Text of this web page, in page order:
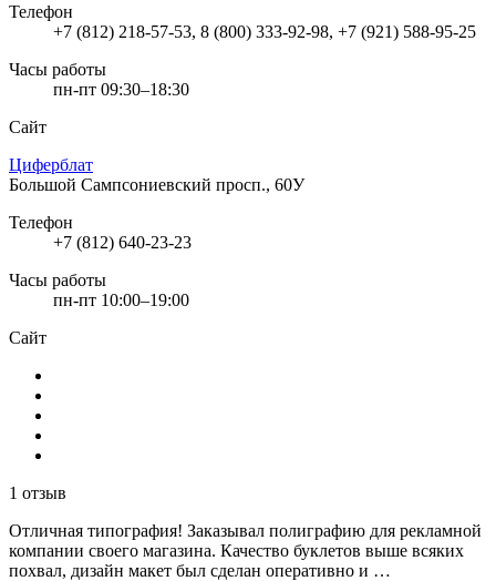
Телефон
+7 (812) 218-57-53, 8 (800) 333-92-98, +7 (921) 588-95-25
Часы работы
пн-пт 09:30–18:30
Сайт
Циферблат
Большой Сампсониевский просп., 60У
Телефон
+7 (812) 640-23-23
Часы работы
пн-пт 10:00–19:00
Сайт
1 отзыв
Отличная типография! Заказывал полиграфию для рекламной
компании своего магазина. Качество буклетов выше всяких
похвал, дизайн макет был сделан оперативно и …